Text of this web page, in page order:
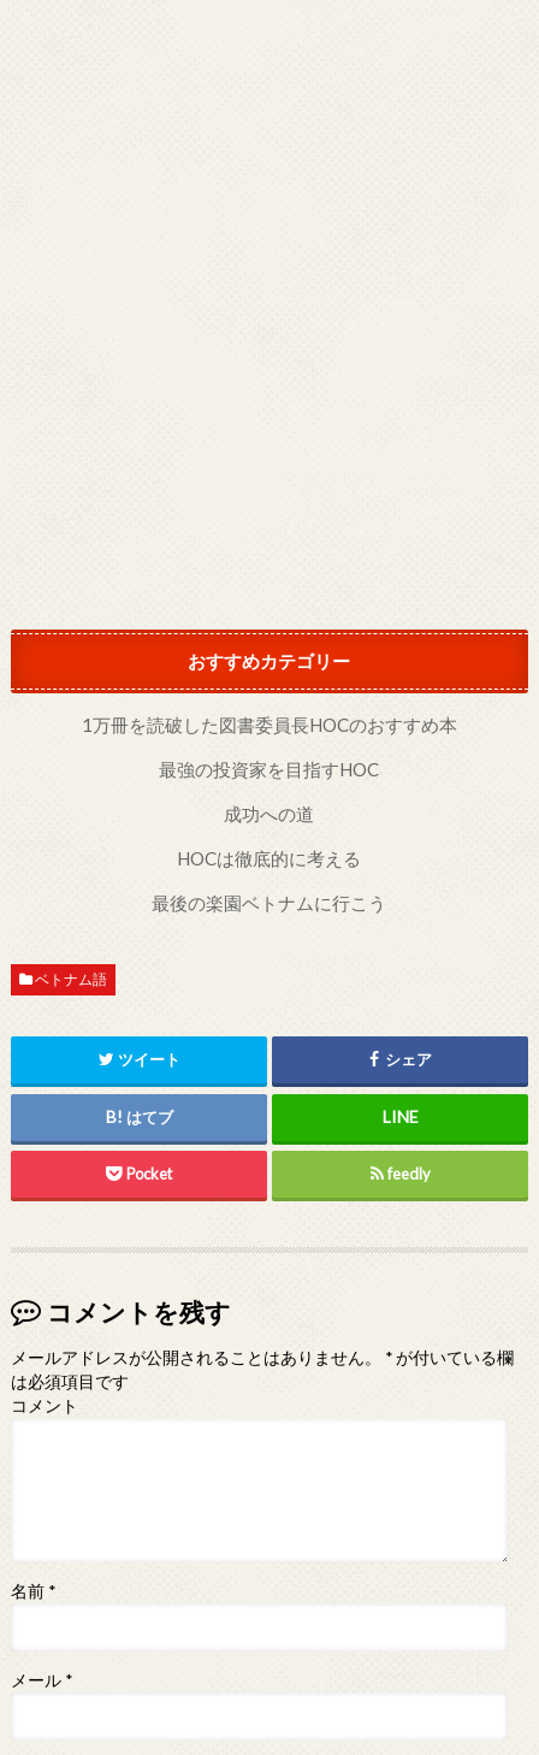
おすすめカテゴリー
1万冊を読破した図書委員長HOCのおすすめ本
最強の投資家を目指すHOC
成功への道
HOCは徹底的に考える
最後の楽園ベトナムに行こう
ベトナム語
ツイート シェア
はてブ
Pocket feedly
コメントを残す
メールアドレスが公開されることはありません。 *が付いている欄
は必須項目です
コメント
名前 *
メール *